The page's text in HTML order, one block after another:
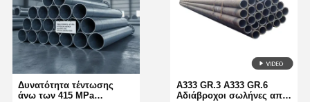
Αρχική
Σελίδα
Προϊόντα
Γύρος
Εργοστασίων
Α333 GR.3 Α333 GR.6
Αδιάβροχοι σωλήνες από
Δυνατότητα τέντωσης
άνω των 415 MPa